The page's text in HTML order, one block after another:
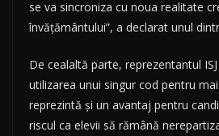
se va sincroniza cu noua realitate
învăţământului”, a declarat unul
De cealaltă parte, reprezentantul
utilizarea unui singur cod pentru
reprezintă şi un avantaj pentru
riscul ca elevii să rămână